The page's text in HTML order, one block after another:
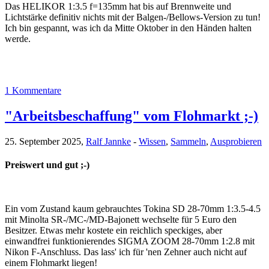
Das HELIKOR 1:3.5 f=135mm hat bis auf Brennweite und
Lichtstärke definitiv nichts mit der Balgen-/Bellows-Version zu tun!
Ich bin gespannt, was ich da Mitte Oktober in den Händen halten
werde.
1 Kommentare
"Arbeitsbeschaffung" vom Flohmarkt ;-)
25. September 2025, Ralf Jannke - Wissen, Sammeln, Ausprobieren
Preiswert und gut ;-)
Ein vom Zustand kaum gebrauchtes Tokina SD 28-70mm 1:3.5-4.5
mit Minolta SR-/MC-/MD-Bajonett wechselte für 5 Euro den
Besitzer. Etwas mehr kostete ein reichlich speckiges, aber
einwandfrei funktionierendes SIGMA ZOOM 28-70mm 1:2.8 mit
Nikon F-Anschluss. Das lass' ich für 'nen Zehner auch nicht auf
einem Flohmarkt liegen!